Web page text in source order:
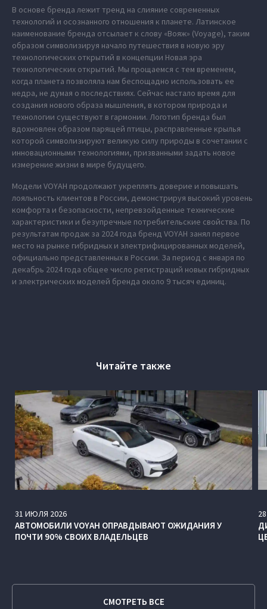
В основе бренда лежит тренд на слияние современных
технологий и осознанного отношения к планете. Латинское
наименование бренда отсылает к слову «Вояж» (Voyage), таким
образом символизируя начало путешествия в новую эру
технологических открытий в концепции Новая эра
технологических открытий. Мы прощаемся с тем временем,
когда планета позволяла нам беспощадно использовать ее
недра, не думая о последствиях. Сейчас настало время для
создания нового образа мышления, в котором природа и
технологии существуют в гармонии. Логотип бренда был
вдохновлен образом парящей птицы, расправленные крылья
которой символизируют великую силу природы в сочетании с
инновационными технологиями, призванными задать новое
измерение жизни в мире будущего.
Модели VOYAH продолжают укреплять доверие и повышать
лояльность клиентов в России, демонстрируя высокий уровень
комфорта и безопасности, непревзойденные технические
характеристики и безупречные потребительские свойства. По
результатам продаж за 2024 года бренд VOYAH занял первое
место на рынке гибридных и электрифицированных моделей,
официально представленных в России. За период с января по
декабрь 2024 года общее число регистраций новых гибридных
и электрических моделей бренда около 9 тысяч единиц.
Читайте также
31 ИЮЛЯ 2026
АВТОМОБИЛИ VOYAH ОПРАВДЫВАЮТ ОЖИДАНИЯ У
ПОЧТИ 90% СВОИХ ВЛАДЕЛЬЦЕВ
28
СМОТРЕТЬ ВСЕ